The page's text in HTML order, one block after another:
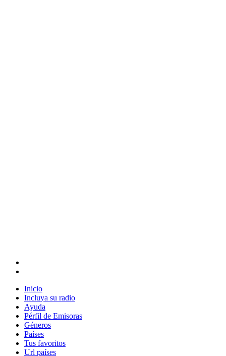
Inicio
Incluya su radio
Ayuda
Pérfil de Emisoras
Géneros
Países
Tus favoritos
Url países